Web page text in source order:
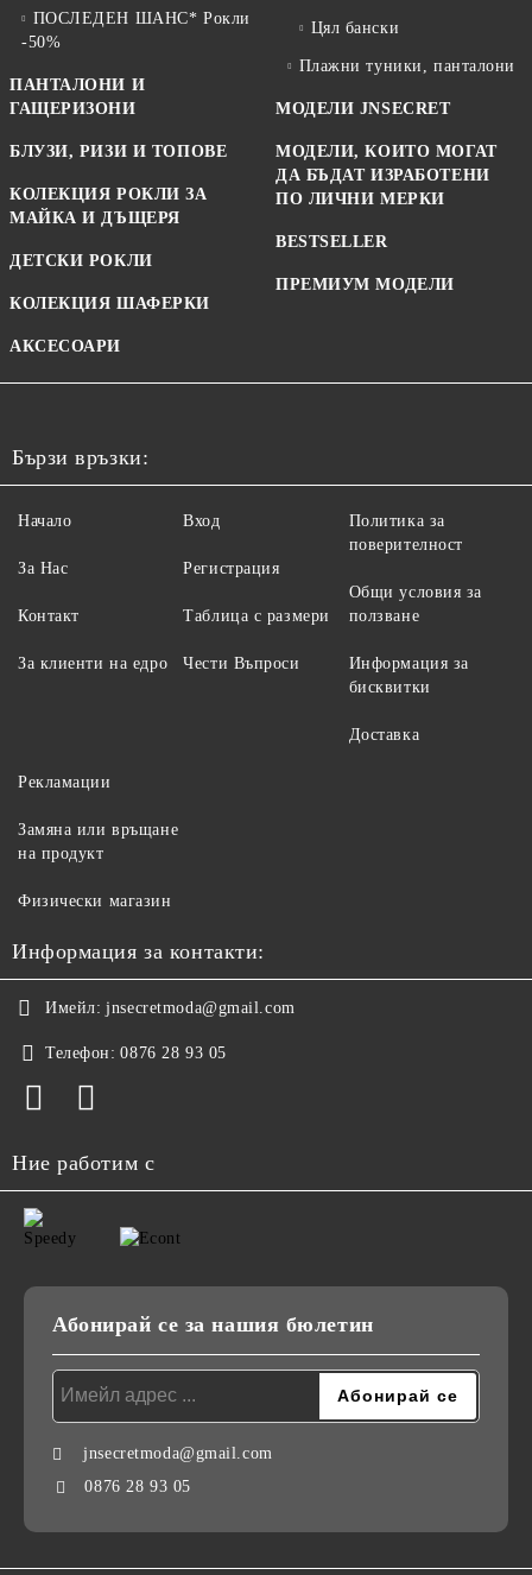
ПОСЛЕДЕН ШАНС* Рокли
-50%
ПАНТАЛОНИ И
ГАЩЕРИЗОНИ
БЛУЗИ, РИЗИ И ТОПОВЕ
КОЛЕКЦИЯ РОКЛИ ЗА
МАЙКА И ДЪЩЕРЯ
ДЕТСКИ РОКЛИ
КОЛЕКЦИЯ ШАФЕРКИ
АКСЕСОАРИ
Цял бански
Плажни туники, панталони
МОДЕЛИ JNSECRET
МОДЕЛИ, КОИТО МОГАТ
ДА БЪДАТ ИЗРАБОТЕНИ
ПО ЛИЧНИ МЕРКИ
BESTSELLER
ПРЕМИУМ МОДЕЛИ
Бързи връзки:
Начало
За Нас
Контакт
За клиенти на едро
Вход
Регистрация
Таблица с размери
Чести Въпроси
Политика за
поверителност
Общи условия за
ползване
Информация за
бисквитки
Доставка
Рекламации
Замяна или връщане
на продукт
Физически магазин
Информация за контакти:
Имейл: jnsecretmoda@gmail.com
Телефон: 0876 28 93 05
Ние работим с
Абонирай се за нашия бюлетин
jnsecretmoda@gmail.com
0876 28 93 05